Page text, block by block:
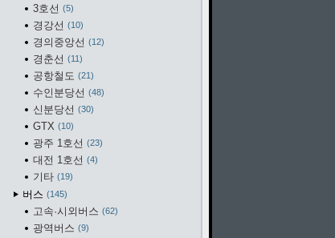
3호선 5
경강선 10
경의중앙선 12
경춘선 11
공항철도 21
수인분당선 48
신분당선 30
GTX 10
광주 1호선 23
대전 1호선 4
기타 19
버스 145
고속·시외버스 62
광역버스 9